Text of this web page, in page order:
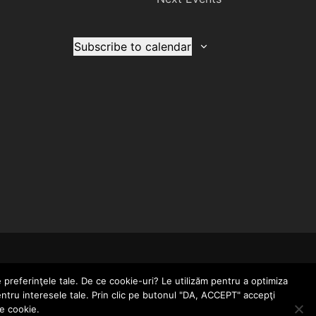
Subscribe to calendar
CONTACT POLITICĂ DE CONFIDENȚIALITATE
tale. De ce cookie-uri? Le utilizăm pentru a optimiza
interesele tale. Prin clic pe butonul "DA, ACCEPT" accepţi
cookie.